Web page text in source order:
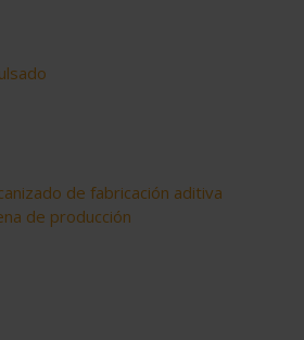
de fabricación aditiva
de producción